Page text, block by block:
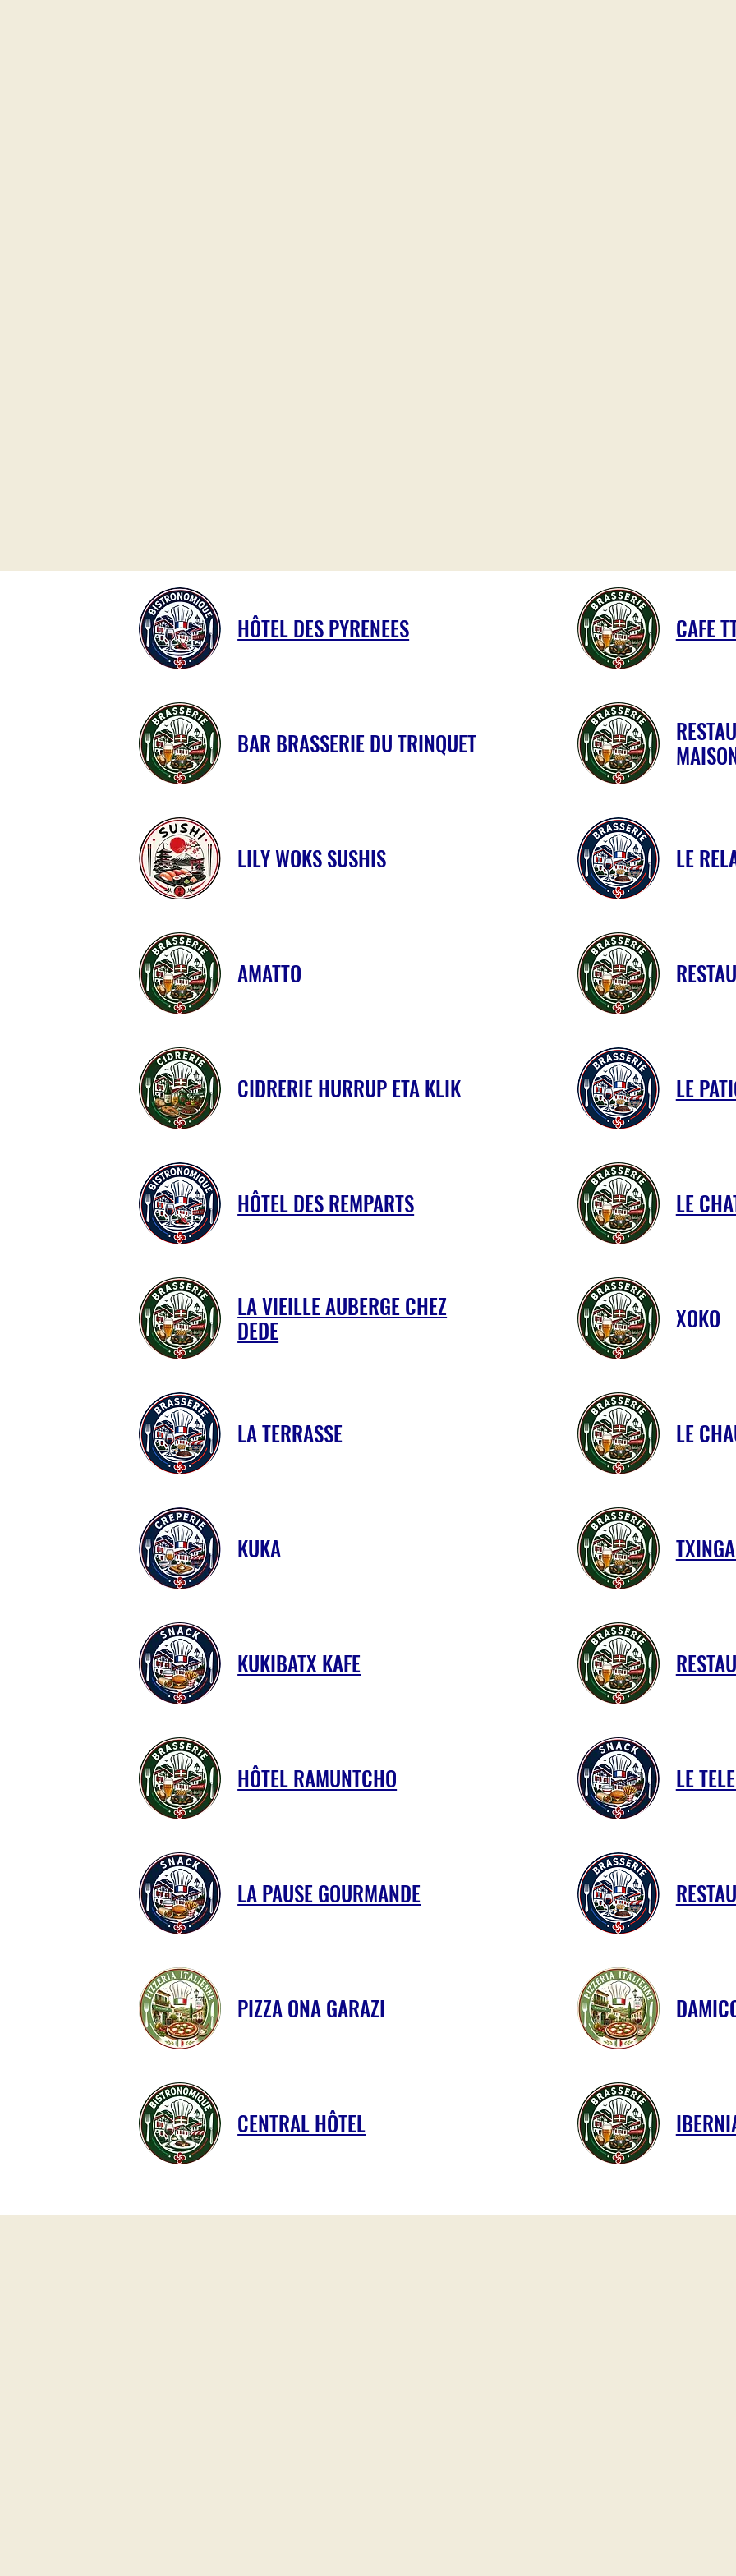
HÔTEL DES PYRENEES CAFE
BAR BRASSERIE DU TRINQUET
LILY WOKS SUSHIS LE
AMATTO
CIDRERIE HURRUP ETA KLIK LE
HÔTEL DES REMPARTS LE
LA VIEILLE AUBERGE CHEZ
DEDE
XOKO
LA TERRASSE LE
KUKA
KUKIBATX KAFE
HÔTEL RAMUNTCHO LE
LA PAUSE GOURMANDE
PIZZA ONA GARAZI
CENTRAL HÔTEL